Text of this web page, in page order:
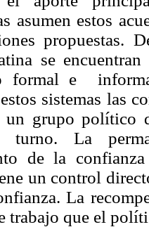
asumen estos
propuestas.
se
formal e
sistemas las
un grupo político
turno. La
de la
un control
La
trabajo que el